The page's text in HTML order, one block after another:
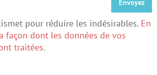
pour réduire les indésirables. En
façon dont les données de vos
traitées.